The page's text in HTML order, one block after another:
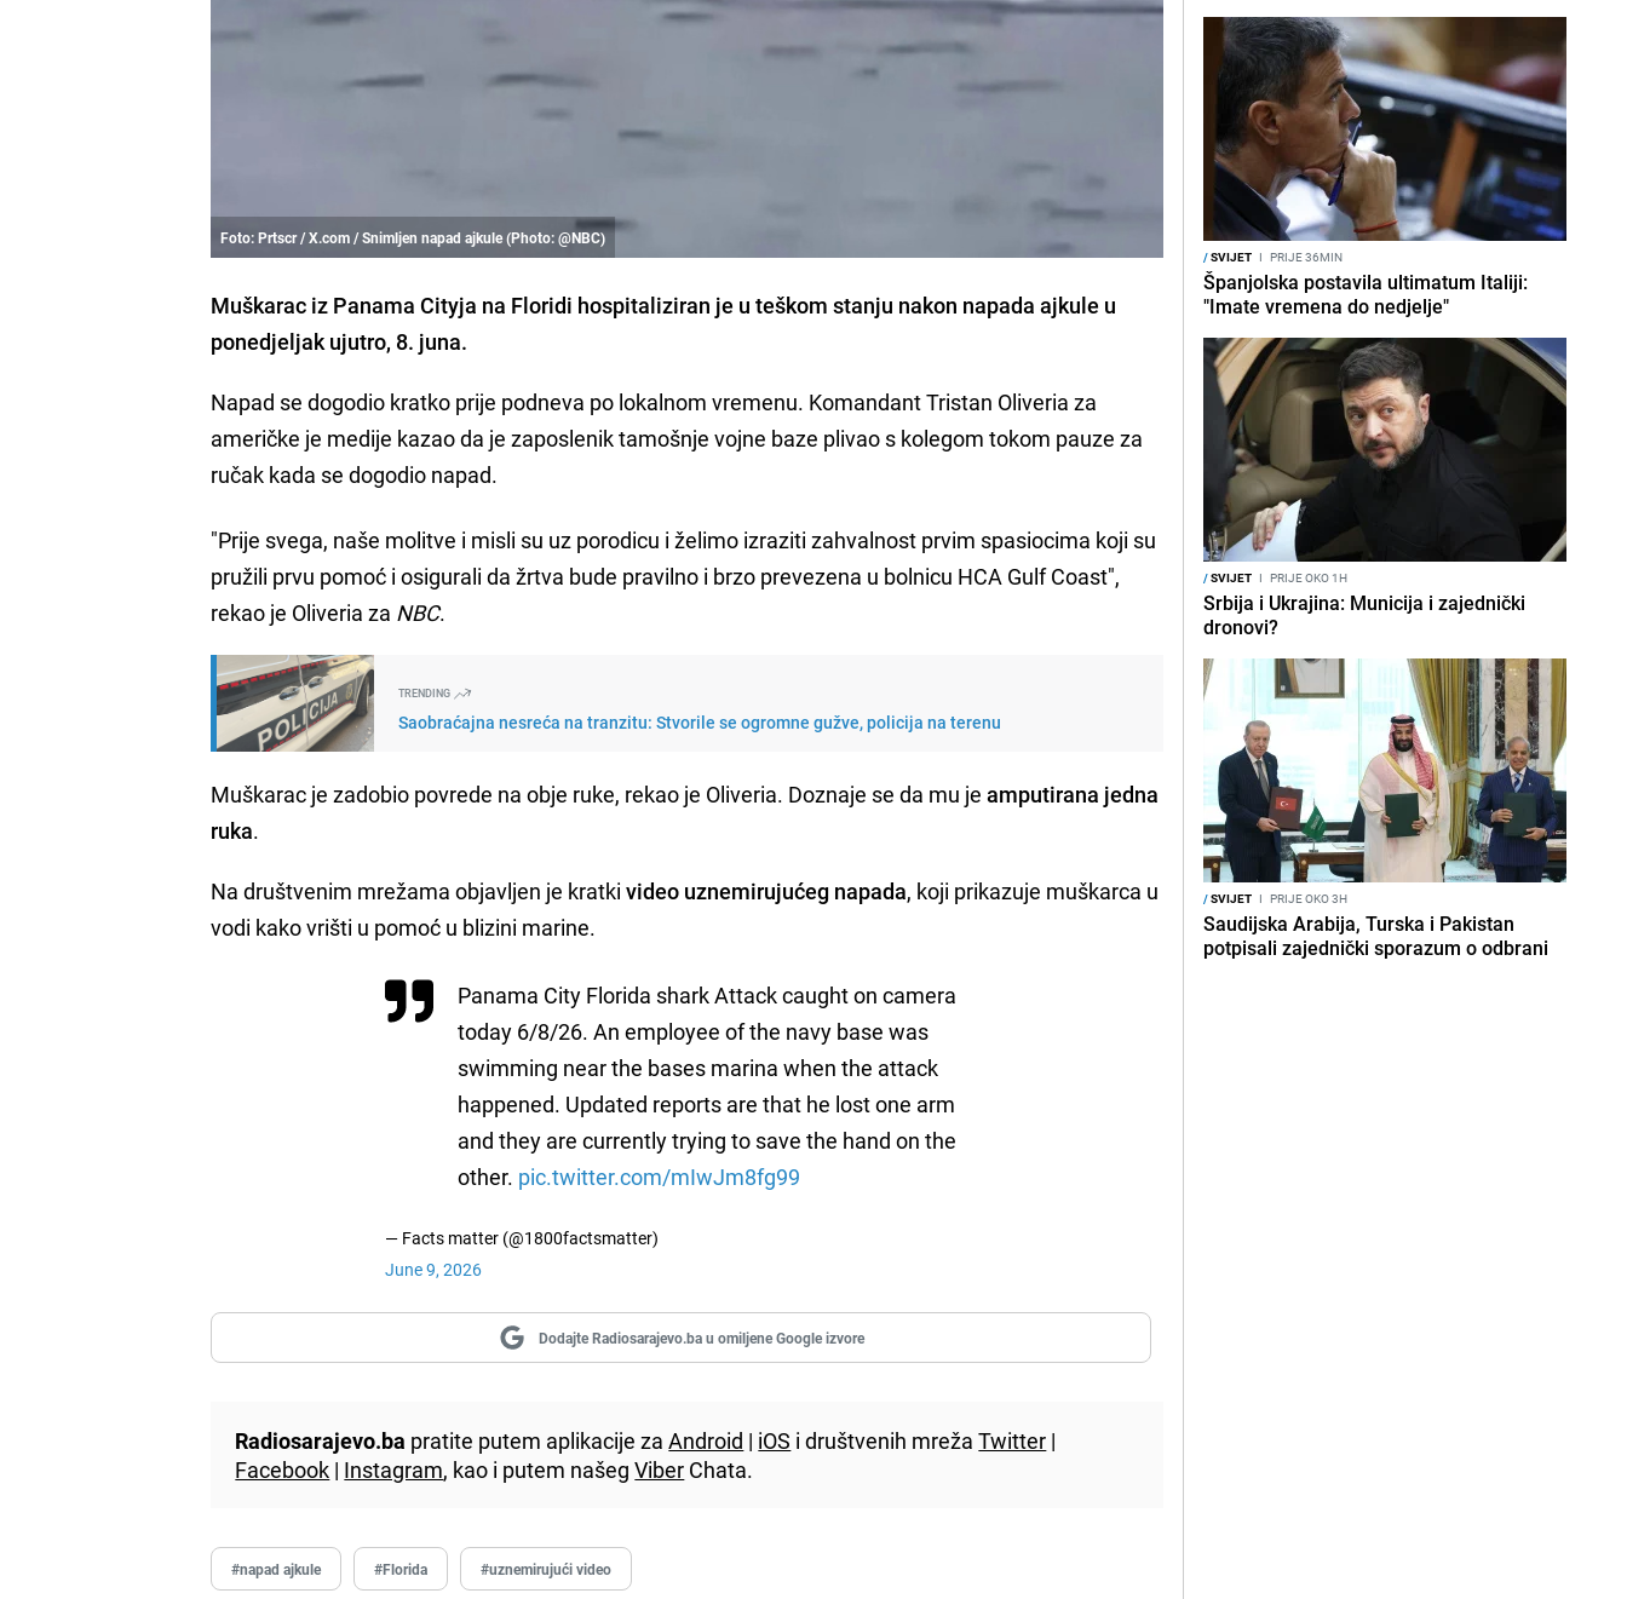
Foto: Prtscr / X.com / Snimljen napad ajkule (Photo: @NBC)
Muškarac iz Panama Cityja na Floridi hospitaliziran je u teškom stanju nakon napada ajkule u
ponedjeljak ujutro, 8. juna.
Napad se dogodio kratko prije podneva po lokalnom vremenu. Komandant Tristan Oliveria za
američke je medije kazao da je zaposlenik tamošnje vojne baze plivao s kolegom tokom pauze za
ručak kada se dogodio napad.
"Prije svega, naše molitve i misli su uz porodicu i želimo izraziti zahvalnost prvim spasiocima koji su
pružili prvu pomoć i osigurali da žrtva bude pravilno i brzo prevezena u bolnicu HCA Gulf Coast",
rekao je Oliveria za NBC.
TRENDING
Saobraćajna nesreća na tranzitu: Stvorile se ogromne gužve, policija na terenu
Muškarac je zadobio povrede na obje ruke, rekao je Oliveria. Doznaje se da mu jeamputirana jedna
ruka.
Na društvenim mrežama objavljen je kratkivideo uznemirujućeg napada, koji prikazuje muškarca u
vodi kako vrišti u pomoć u blizini marine.
Panama City Florida shark Attack caught on camera
today 6/8/26. An employee of the navy base was
swimming near the bases marina when the attack
happened. Updated reports are that he lost one arm
and they are currently trying to save the hand on the
other. pic.twitter.com/mIwJm8fg99
— Facts matter (@1800factsmatter)
June 9, 2026
Dodajte Radiosarajevo.ba u omiljene Google izvore
Radiosarajevo.ba pratite putem aplikacije zaAndroid | iOS i društvenih mrežaTwitter |
Facebook | Instagram, kao i putem našegViber Chata.
#napad ajkule #Florida #uznemirujući video
/SVIJET I PRIJE 36MIN
Španjolska postavila ultimatum Italiji:
"Imate vremena do nedjelje"
/SVIJET I PRIJE OKO 1H
Srbija i Ukrajina: Municija i zajednički
dronovi?
/SVIJET I PRIJE OKO 3H
Saudijska Arabija, Turska i Pakistan
potpisali zajednički sporazum o odbrani